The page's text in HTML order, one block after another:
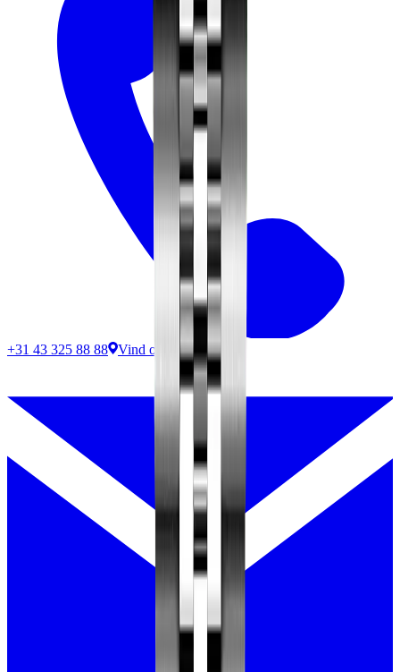
+31 43 325 88 88 Vind ons